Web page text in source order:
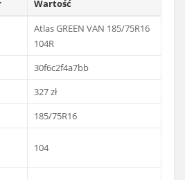
Wartość
Atlas GREEN VAN 185/75R16
104R
30f6c2f4a7bb
327 zł
185/75R16
104